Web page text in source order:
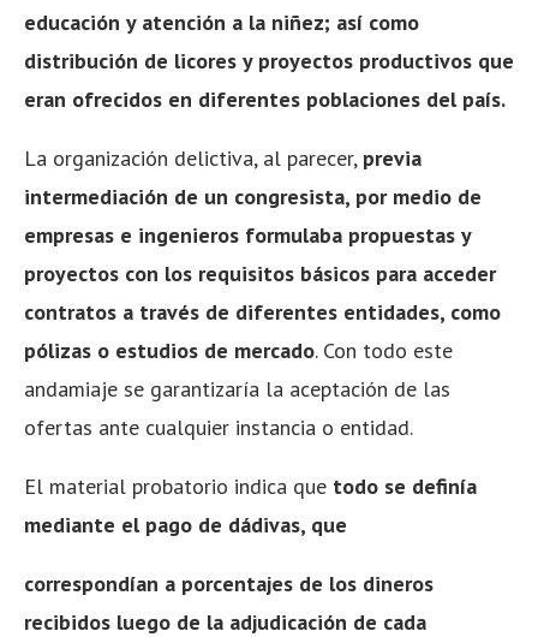
educación y atención a la niñez; así como
distribución de licores y proyectos productivos que
eran ofrecidos en diferentes poblaciones del país.
La organización delictiva, al parecer, previa
intermediación de un congresista, por medio de
empresas e ingenieros formulaba propuestas y
proyectos con los requisitos básicos para acceder
contratos a través de diferentes entidades, como
pólizas o estudios de mercado. Con todo este
andamiaje se garantizaría la aceptación de las
ofertas ante cualquier instancia o entidad.
El material probatorio indica que todo se definía
mediante el pago de dádivas, que
correspondían a porcentajes de los dineros
recibidos luego de la adjudicación de cada